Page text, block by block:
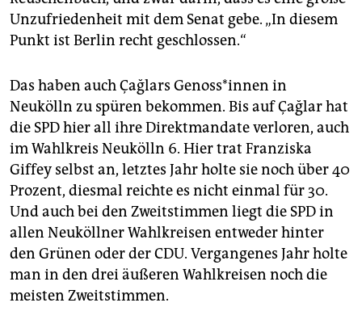
Unzufriedenheit mit dem Senat gebe. „In diesem
Punkt ist Berlin recht geschlossen.“
Das haben auch Çağlars Ge­nos­s*in­nen in
Neukölln zu spüren bekommen. Bis auf Çağlar hat
die SPD hier all ihre Direktmandate verloren, auch
im Wahlkreis Neukölln 6. Hier trat Franziska
Giffey selbst an, letztes Jahr holte sie noch über 40
Prozent, diesmal reichte es nicht einmal für 30.
Und auch bei den Zweitstimmen liegt die SPD in
allen Neuköllner Wahlkreisen entweder hinter
den Grünen oder der CDU. Vergangenes Jahr holte
man in den drei äußeren Wahlkreisen noch die
meisten Zweitstimmen.